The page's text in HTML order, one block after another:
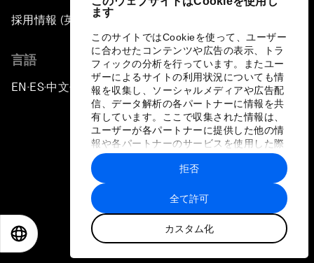
ます
このサイトではCookieを使って、ユーザー
に合わせたコンテンツや広告の表示、トラ
フィックの分析を行っています。またユー
ザーによるサイトの利用状況についても情
報を収集し、ソーシャルメディアや広告配
信、データ解析の各パートナーに情報を共
有しています。ここで収集された情報は、
ユーザーが各パートナーに提供した他の情
報や各パートナーのサービスを使用した際
に収集された情報と組み合わされ、各パー
トナーによって使用されることがありま
す。
全て許可
カスタム化
拒否
採用情報 (英語のみ)
言語
EN ▪ES▪中文▪ 日本語
プライバシーポリシーと利用規約
サイトマップ
©
世界経済フォーラム